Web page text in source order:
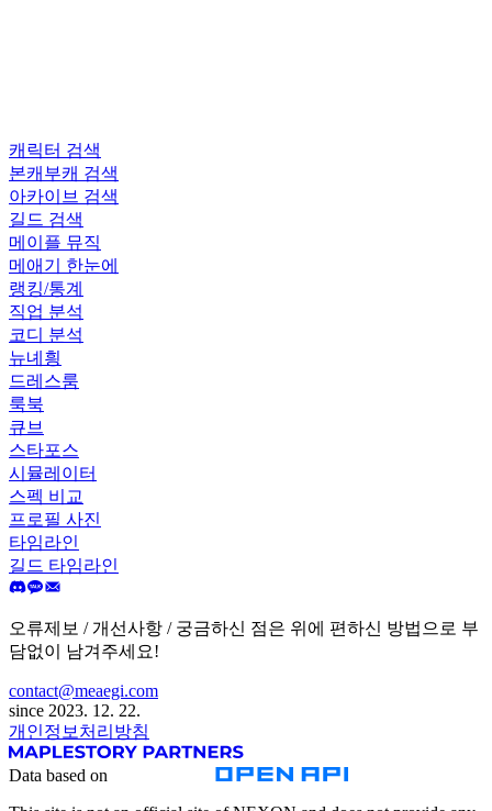
캐릭터 검색
본캐부캐 검색
아카이브 검색
길드 검색
메이플 뮤직
메애기 한눈에
랭킹/통계
직업 분석
코디 분석
뉴녜힁
드레스룸
룩북
큐브
스타포스
시뮬레이터
스펙 비교
프로필 사진
타임라인
길드 타임라인
오류제보 / 개선사항 / 궁금하신 점은 위에 편하신 방법으로 부
담없이 남겨주세요!
contact@meaegi.com
since 2023. 12. 22.
개인정보처리방침
Data based on